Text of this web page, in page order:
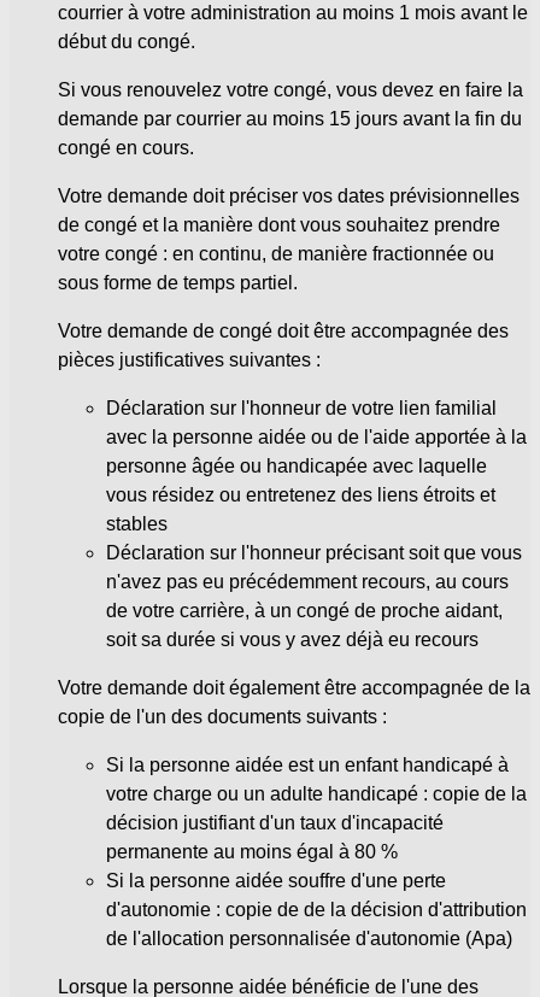
courrier à votre administration au moins 1 mois avant le
début du congé.
Si vous renouvelez votre congé, vous devez en faire la
demande par courrier au moins 15 jours avant la fin du
congé en cours.
Votre demande doit préciser vos dates prévisionnelles
de congé et la manière dont vous souhaitez prendre
votre congé : en continu, de manière fractionnée ou
sous forme de temps partiel.
Votre demande de congé doit être accompagnée des
pièces justificatives suivantes :
Déclaration sur l'honneur de votre lien familial
avec la personne aidée ou de l'aide apportée à la
personne âgée ou handicapée avec laquelle
vous résidez ou entretenez des liens étroits et
stables
Déclaration sur l'honneur précisant soit que vous
n'avez pas eu précédemment recours, au cours
de votre carrière, à un congé de proche aidant,
soit sa durée si vous y avez déjà eu recours
Votre demande doit également être accompagnée de la
copie de l'un des documents suivants :
Si la personne aidée est un enfant handicapé à
votre charge ou un adulte handicapé : copie de la
décision justifiant d'un taux d'incapacité
permanente au moins égal à 80 %
Si la personne aidée souffre d'une perte
d'autonomie : copie de de la décision d'attribution
de l'allocation personnalisée d'autonomie (Apa)
Lorsque la personne aidée bénéficie de l'une des